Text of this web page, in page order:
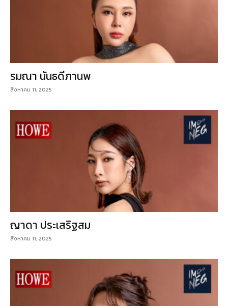
รมณา นันธดีภานพ
สิงหาคม 11, 2025
ญาดา ประเสริฐสม
สิงหาคม 11, 2025